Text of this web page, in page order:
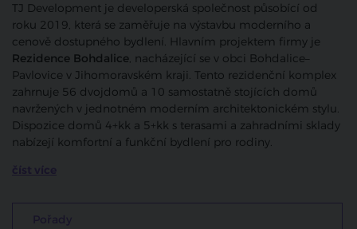
TJ Development je developerská společnost působící od
roku 2019, která se zaměřuje na výstavbu moderního a
cenově dostupného bydlení. Hlavním projektem firmy je
Rezidence Bohdalice, nacházející se v obci Bohdalice–
Pavlovice v Jihomoravském kraji. Tento rezidenční komplex
zahrnuje 56 dvojdomů a 10 samostatně stojících domů
navržených v jednotném moderním architektonickém stylu.
Dispozice domů 4+kk a 5+kk s terasami a zahradními sklady
nabízejí komfortní a funkční bydlení pro rodiny.
číst více
Pořady